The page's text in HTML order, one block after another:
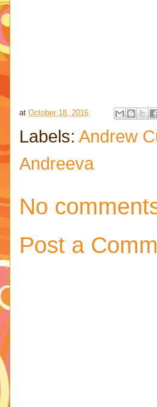
at October 18, 2016
Labels: Andrew
Andreeva
No
Post a